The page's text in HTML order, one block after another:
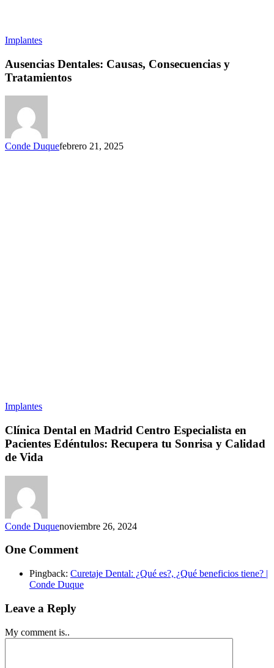
Implantes
Ausencias Dentales: Causas, Consecuencias y
Tratamientos
Conde Duquefebrero 21, 2025
Implantes
Clínica Dental en Madrid Centro Especialista en
Pacientes Edéntulos: Recupera tu Sonrisa y Calidad
de Vida
Conde Duquenoviembre 26, 2024
One Comment
Pingback: Curetaje Dental: ¿Qué es?, ¿Qué beneficios tiene? |
Conde Duque
Leave a Reply
My comment is..